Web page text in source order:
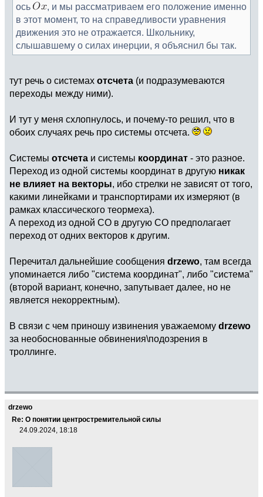
ось
, и мы рассматриваем его положение именно
в этот момент, то на справедливости уравнения
движения это не отражается. Школьнику,
слышавшему о силах инерции, я объяснил бы так.
тут речь о системах отсчета (и подразумеваются
переходы между ними).
И тут у меня схлопнулось, и почему-то решил, что в
обоих случаях речь про системы отсчета.
Системы отсчета и системы координат - это разное.
Переход из одной системы координат в другую никак
не влияет на векторы, ибо стрелки не зависят от того,
какими линейками и транспортирами их измеряют (в
рамках классического теормеха).
А переход из одной СО в другую СО предполагает
переход от одних векторов к другим.
Перечитал дальнейшие сообщения drzewo, там всегда
упоминается либо "система координат", либо "система"
(второй вариант, конечно, запутывает далее, но не
является некорректным).
В связи с чем приношу извинения уважаемому drzewo
за необоснованные обвинения\подозрения в
троллинге.
drzewo
Re: О понятии центростремительной силы
24.09.2024, 18:18